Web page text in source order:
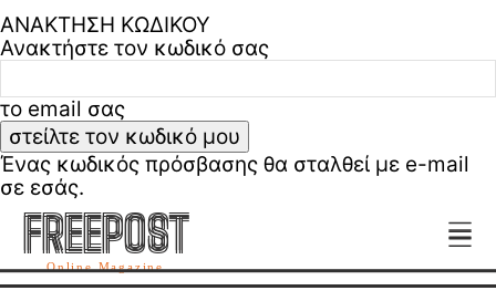
ΑΝΑΚΤΗΣΗ ΚΩΔΙΚΟΥ
Ανακτήστε τον κωδικό σας
το email σας
Ένας κωδικός πρόσβασης θα σταλθεί με e-mail
σε εσάς.
FREEPOST
Online Magazine
FREEPOST